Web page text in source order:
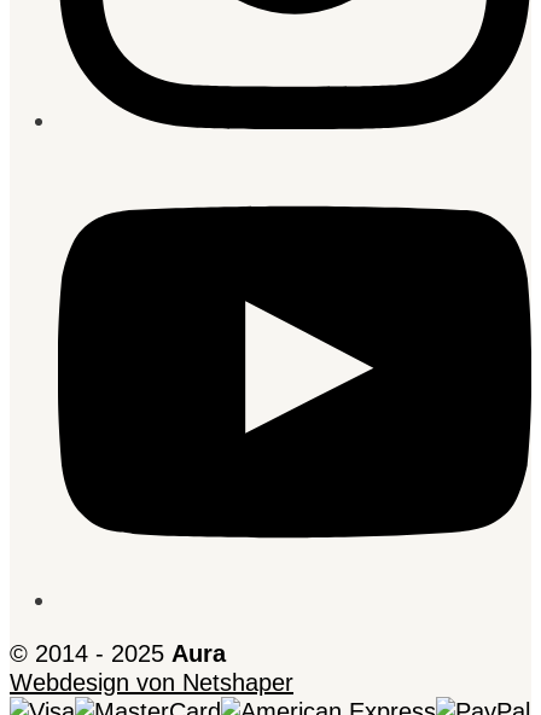
© 2014 - 2025 Aura
Webdesign von Netshaper